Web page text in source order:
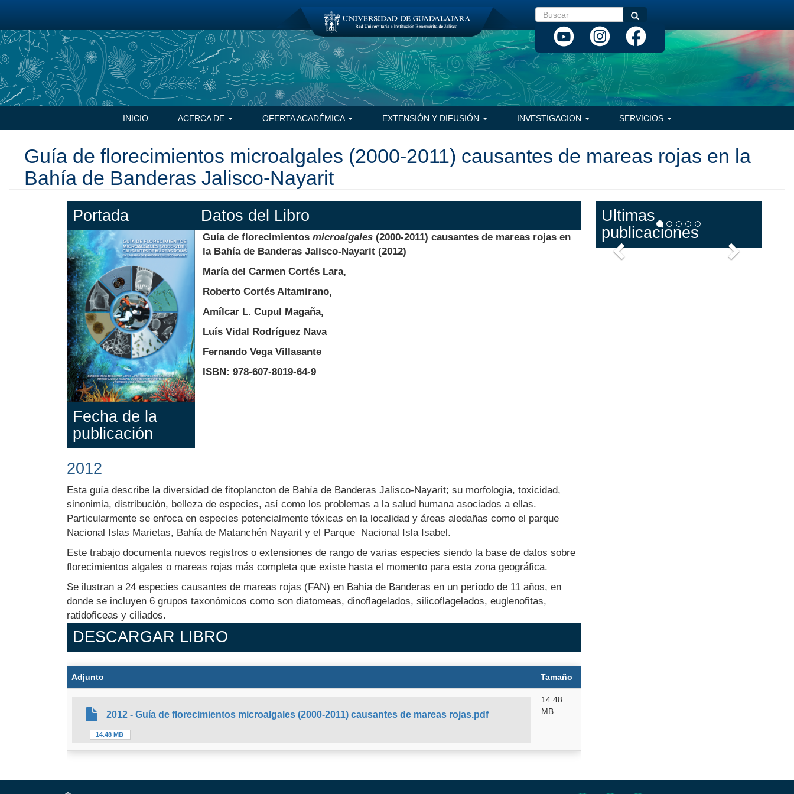
contenido
principal
Buscar Buscar
Navegación
principal
INICIO ACERCA DE OFERTA ACADÉMICA EXTENSIÓN Y DIFUSIÓN INVESTIGACION SERVICIOS
Guía de florecimientos microalgales (2000-2011) causantes de mareas rojas en la
Bahía de Banderas Jalisco-Nayarit
Portada
Fecha de la
publicación
2012
Datos del Libro
Guía de florecimientosmicroalgales (2000-2011) causantes de mareas rojas en
la Bahía de Banderas Jalisco-Nayarit (2012)
María del Carmen Cortés Lara,
Roberto Cortés Altamirano,
Amílcar L. Cupul Magaña,
Luís Vidal Rodríguez Nava
Fernando Vega Villasante
ISBN: 978-607-8019-64-9
Body
Esta guía describe la diversidad de fitoplancton de Bahía de Banderas Jalisco-Nayarit; su morfología, toxicidad,
sinonimia, distribución, belleza de especies, así como los problemas a la salud humana asociados a ellas.
Particularmente se enfoca en especies potencialmente tóxicas en la localidad y áreas aledañas como el parque
Nacional Islas Marietas, Bahía de Matanchén Nayarit y el Parque Nacional Isla Isabel.
Este trabajo documenta nuevos registros o extensiones de rango de varias especies siendo la base de datos sobre
florecimientos algales o mareas rojas más completa que existe hasta el momento para esta zona geográfica.
Se ilustran a 24 especies causantes de mareas rojas (FAN) en Bahía de Banderas en un período de 11 años, en
donde se incluyen 6 grupos taxonómicos como son diatomeas, dinoflagelados, silicoflagelados, euglenofitas,
ratidoficeas y ciliados.
DESCARGAR LIBRO
Adjunto Tamaño
2012 - Guía de florecimientos microalgales (2000-2011) causantes de mareas rojas.pdf
14.48 MB
14.48
MB
Ultimas
publicaciones
Anterior Siguiente